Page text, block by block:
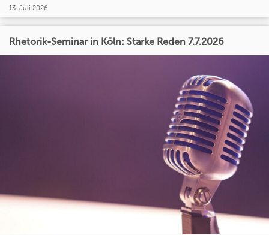
13. Juli 2026
Rhetorik-Seminar in Köln: Starke Reden 7.7.2026